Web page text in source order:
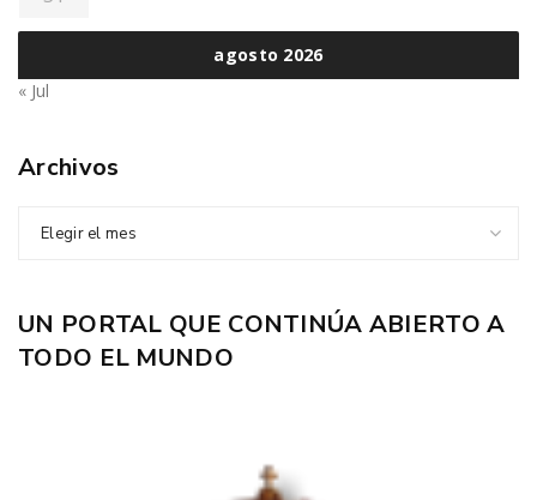
agosto 2026
« Jul
Archivos
Elegir el mes
UN PORTAL QUE CONTINÚA ABIERTO A
TODO EL MUNDO